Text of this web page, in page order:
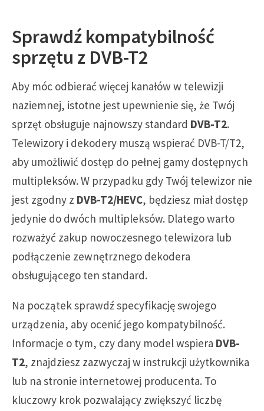
Sprawdź kompatybilność
sprzętu z DVB-T2
Aby móc odbierać więcej kanałów w telewizji
naziemnej, istotne jest upewnienie się, że Twój
sprzęt obsługuje najnowszy standard DVB-T2.
Telewizory i dekodery muszą wspierać DVB-T/T2,
aby umożliwić dostęp do pełnej gamy dostępnych
multipleksów. W przypadku gdy Twój telewizor nie
jest zgodny z DVB-T2/HEVC, będziesz miał dostęp
jedynie do dwóch multipleksów. Dlatego warto
rozważyć zakup nowoczesnego telewizora lub
podłączenie zewnętrznego dekodera
obsługującego ten standard.
Na początek sprawdź specyfikację swojego
urządzenia, aby ocenić jego kompatybilność.
Informacje o tym, czy dany model wspiera DVB-
T2, znajdziesz zazwyczaj w instrukcji użytkownika
lub na stronie internetowej producenta. To
kluczowy krok pozwalający zwiększyć liczbę